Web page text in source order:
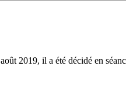
2019, il a été décidé en